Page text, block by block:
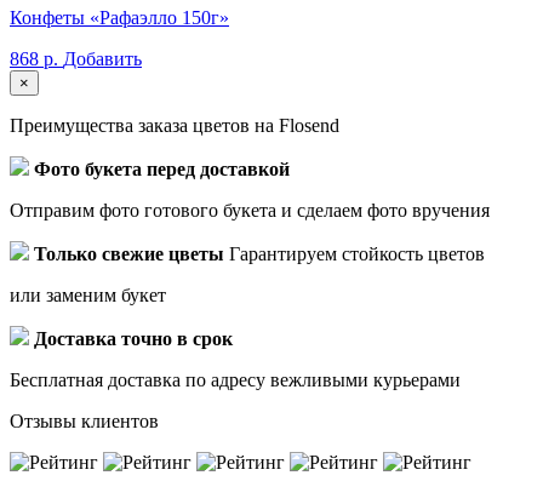
Конфеты «Рафаэлло 150г»
868 р. Добавить
×
Преимущества заказа цветов на Flosend
Фото букета перед доставкой
Отправим фото готового букета и сделаем фото вручения
Только свежие цветы Гарантируем стойкость цветов
или заменим букет
Доставка точно в срок
Бесплатная доставка по адресу вежливыми курьерами
Отзывы клиентов